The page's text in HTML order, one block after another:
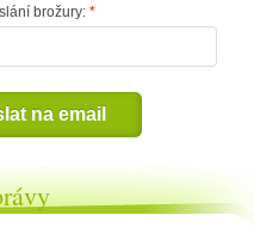
brožury:
na email